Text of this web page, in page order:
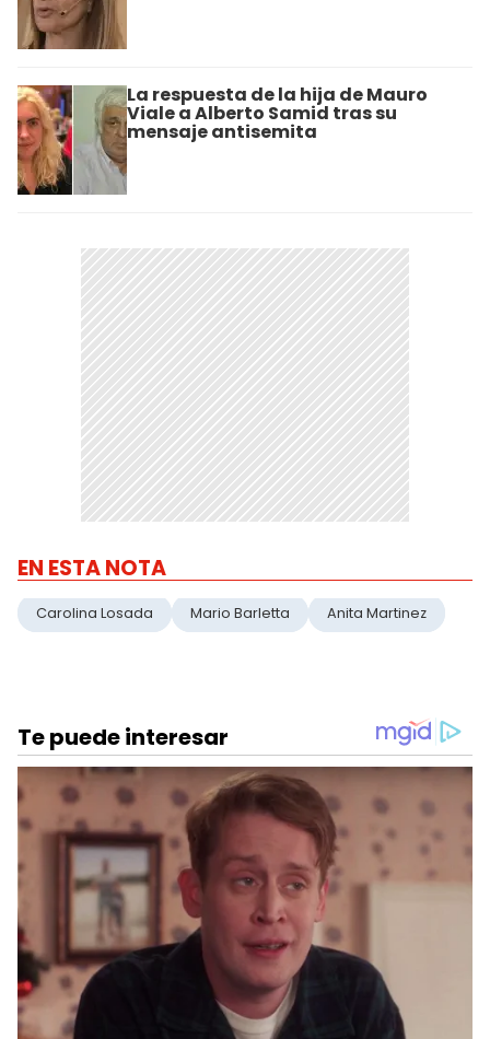
La respuesta de la hija de Mauro
Viale a Alberto Samid tras su
mensaje antisemita
EN ESTA NOTA
Carolina Losada Mario Barletta Anita Martinez